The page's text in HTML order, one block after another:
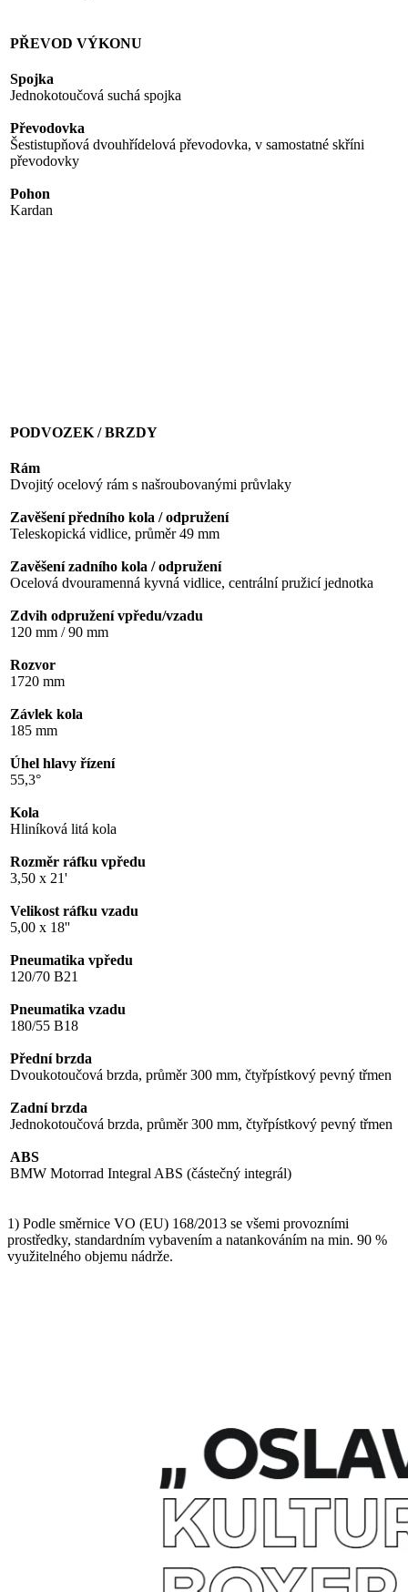
PŘEVOD VÝKONU
Spojka
Jednokotoučová suchá spojka
Převodovka
Šestistupňová dvouhřídelová převodovka, v samostatné skříni
převodovky
Pohon
Kardan
PODVOZEK / BRZDY
Rám
Dvojitý ocelový rám s našroubovanými průvlaky
Zavěšení předního kola / odpružení
Teleskopická vidlice, průměr 49 mm
Zavěšení zadního kola / odpružení
Ocelová dvouramenná kyvná vidlice, centrální pružicí jednotka
Zdvih odpružení vpředu/vzadu
120 mm / 90 mm
Rozvor
1720 mm
Závlek kola
185 mm
Úhel hlavy řízení
55,3°
Kola
Hliníková litá kola
Rozměr ráfku vpředu
3,50 x 21'
Velikost ráfku vzadu
5,00 x 18''
Pneumatika vpředu
120/70 B21
Pneumatika vzadu
180/55 B18
Přední brzda
Dvoukotoučová brzda, průměr 300 mm, čtyřpístkový pevný třmen
Zadní brzda
Jednokotoučová brzda, průměr 300 mm, čtyřpístkový pevný třmen
ABS
BMW Motorrad Integral ABS (částečný integrál)
1) Podle směrnice VO (EU) 168/2013 se všemi provozními
prostředky, standardním vybavením a natankováním na min. 90 %
využitelného objemu nádrže.